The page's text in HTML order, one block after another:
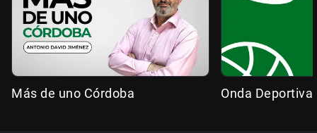
Más de uno Córdoba Onda Deportiva